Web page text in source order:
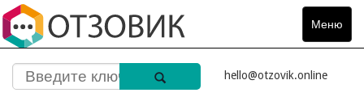
Меню
Toggle
hello@otzovik.online